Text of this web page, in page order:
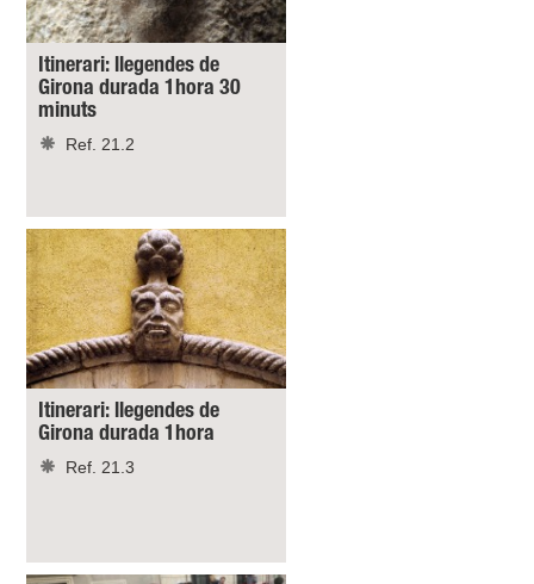
Itinerari: llegendes de
Girona durada 1hora 30
minuts
Ref. 21.2
Itinerari: llegendes de
Girona durada 1hora
Ref. 21.3